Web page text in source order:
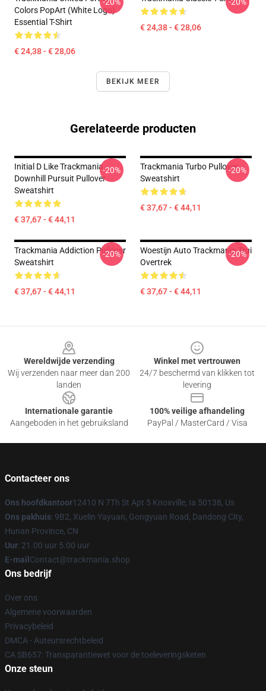
Colors PopArt (White Logo)
Essential T-Shirt
€ 24,38 - € 28,06
€ 24,38 - € 28,06
BEKIJK MEER
Gerelateerde producten
Initial D Like Trackmania -
Downhill Pursuit Pullover
Sweatshirt
€ 37,67 - € 44,11
-20%
Trackmania Turbo Pullover
Sweatshirt
€ 37,67 - € 44,11
-20%
Trackmania Addiction Pullover
Sweatshirt
€ 37,67 - € 44,11
-20%
Woestijn Auto Trackmania Trui
Overtrek
€ 37,67 - € 44,11
-20%
Wereldwijde verzending
Wij verzenden naar meer dan 200
landen
Winkel met vertrouwen
24/7 beschermd van klikken tot
levering
Internationale garantie
Aangeboden in het gebruiksland
100% veilige afhandeling
PayPal / MasterCard / Visa
Contacteer ons
Ons hoofdkantoor12410 N 7Th St Apt 5 Knoxville, Ia 50138, Us
Ons pakhuis: 9B2, Xuelin Yayuan, Gongyuan Road, Dandong City,
Hunan Province, CN
Uur: 21.00 uur 5.00 uur
E-mail Contact@trackmania.shop
Ons bedrijf
Over ons
Algemene voorwaarden
Privacybeleid
DMCA - Auteursrechtbeleid
CA SB657: Transparantiewet voor de toeleveringsketen
Onze steun